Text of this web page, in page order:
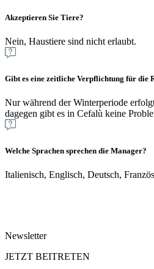
Akzeptieren Sie Tiere?
Nein, Haustiere sind nicht erlaubt.
Gibt es eine zeitliche Verpflichtung für die
Nur während der Winterperiode
dagegen gibt es in Cefalù keine
Welche Sprachen sprechen die Manager?
Italienisch, Englisch, Deutsch,
Newsletter
JETZT BEITRETEN